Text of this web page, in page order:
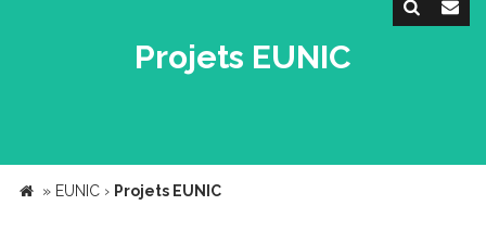
Projets EUNIC
» EUNIC › Projets EUNIC